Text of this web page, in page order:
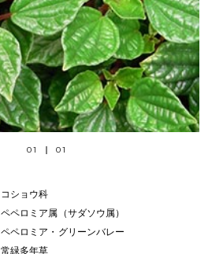
01 01
コショウ科
ペペロミア属（サダソウ属）
ペペロミア・グリーンバレー
常緑多年草